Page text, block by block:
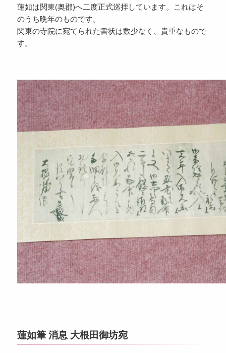
蓮如は関東(奥郡)へ二度正式巡拝しています。これはそ
のうち晩年のものです。
関東の寺院に宛てられた書状は数少なく、貴重なもので
す。
蓮如筆 消息 大根田御坊宛